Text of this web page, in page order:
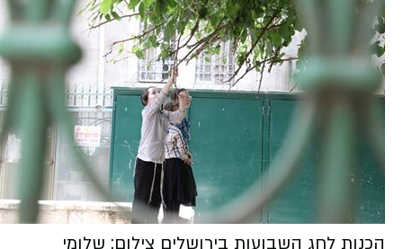
הכנות לחג השבועות בירושלים צילום: שלומי